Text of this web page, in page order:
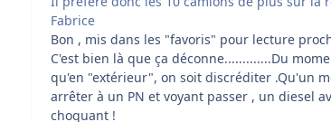
Fabrice
Bon , mis dans les "favoris" pour lecture
C'est bien là que ça déconne.............Du
qu'en "extérieur", on soit discréditer .Qu'un
arrêter à un PN et voyant passer , un diesel
choquant !